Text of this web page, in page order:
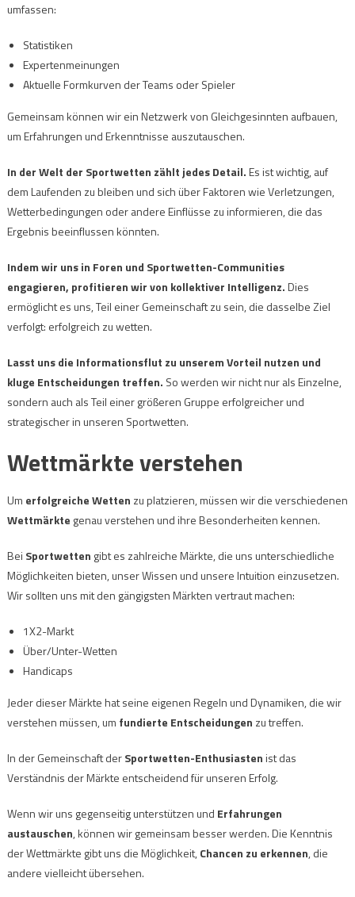
umfassen:
Statistiken
Expertenmeinungen
Aktuelle Formkurven der Teams oder Spieler
Gemeinsam können wir ein Netzwerk von Gleichgesinnten aufbauen,
um Erfahrungen und Erkenntnisse auszutauschen.
In der Welt der Sportwetten zählt jedes Detail.Es ist wichtig, auf
dem Laufenden zu bleiben und sich über Faktoren wie Verletzungen,
Wetterbedingungen oder andere Einflüsse zu informieren, die das
Ergebnis beeinflussen könnten.
Indem wir uns in Foren und Sportwetten-Communities
engagieren, profitieren wir von kollektiver Intelligenz.Dies
ermöglicht es uns, Teil einer Gemeinschaft zu sein, die dasselbe Ziel
verfolgt: erfolgreich zu wetten.
Lasst uns die Informationsflut zu unserem Vorteil nutzen und
kluge Entscheidungen treffen. So werden wir nicht nur als Einzelne,
sondern auch als Teil einer größeren Gruppe erfolgreicher und
strategischer in unseren Sportwetten.
Wettmärkte verstehen
Um erfolgreiche Wetten zu platzieren, müssen wir die verschiedenen
Wettmärkte genau verstehen und ihre Besonderheiten kennen.
Bei Sportwetten gibt es zahlreiche Märkte, die uns unterschiedliche
Möglichkeiten bieten, unser Wissen und unsere Intuition einzusetzen.
Wir sollten uns mit den gängigsten Märkten vertraut machen:
1X2-Markt
Über/Unter-Wetten
Handicaps
Jeder dieser Märkte hat seine eigenen Regeln und Dynamiken, die wir
verstehen müssen, um fundierte Entscheidungen zu treffen.
In der Gemeinschaft derSportwetten-Enthusiastenist das
Verständnis der Märkte entscheidend für unseren Erfolg.
Wenn wir uns gegenseitig unterstützen und Erfahrungen
austauschen, können wir gemeinsam besser werden. Die Kenntnis
der Wettmärkte gibt uns die Möglichkeit,Chancen zu erkennen, die
andere vielleicht übersehen.